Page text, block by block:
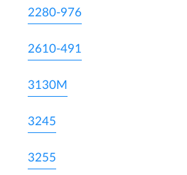
2280-976
2610-491
3130M
3245
3255